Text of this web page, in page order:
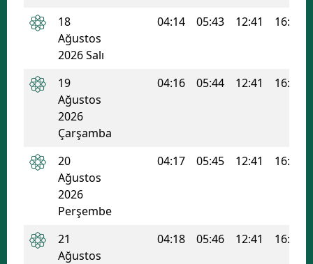
18
Ağustos
2026 Salı
04:14 05:43 12:41 16:26
19
Ağustos
2026
Çarşamba
04:16 05:44 12:41 16:25
20
Ağustos
2026
Perşembe
04:17 05:45 12:41 16:24
21
Ağustos
04:18 05:46 12:41 16:24